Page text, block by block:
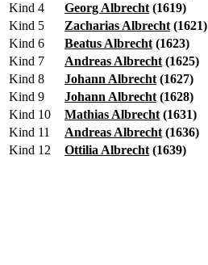
Kind 4
Georg Albrecht (1619)
Kind 5
Zacharias Albrecht (1621)
Kind 6
Beatus Albrecht (1623)
Kind 7
Andreas Albrecht (1625)
Kind 8
Johann Albrecht (1627)
Kind 9
Johann Albrecht (1628)
Kind 10
Mathias Albrecht (1631)
Kind 11
Andreas Albrecht (1636)
Kind 12
Ottilia Albrecht (1639)